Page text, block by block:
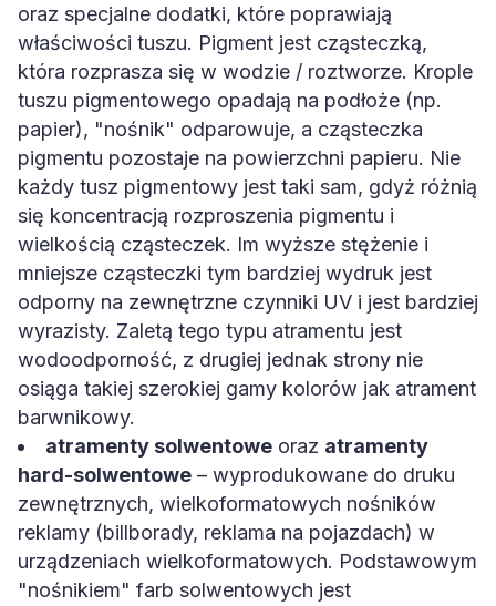
oraz specjalne dodatki, które poprawiają
właściwości tuszu. Pigment jest cząsteczką,
która rozprasza się w wodzie / roztworze. Krople
tuszu pigmentowego opadają na podłoże (np.
papier), "nośnik" odparowuje, a cząsteczka
pigmentu pozostaje na powierzchni papieru. Nie
każdy tusz pigmentowy jest taki sam, gdyż różnią
się koncentracją rozproszenia pigmentu i
wielkością cząsteczek. Im wyższe stężenie i
mniejsze cząsteczki tym bardziej wydruk jest
odporny na zewnętrzne czynniki UV i jest bardziej
wyrazisty. Zaletą tego typu atramentu jest
wodoodporność, z drugiej jednak strony nie
osiąga takiej szerokiej gamy kolorów jak atrament
barwnikowy.
atramenty solwentowe oraz atramenty
hard-solwentowe – wyprodukowane do druku
zewnętrznych, wielkoformatowych nośników
reklamy (billborady, reklama na pojazdach) w
urządzeniach wielkoformatowych. Podstawowym
"nośnikiem" farb solwentowych jest